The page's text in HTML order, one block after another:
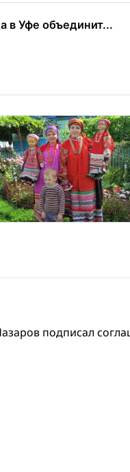
в Уфе объединит...
подписал